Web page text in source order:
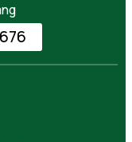
676